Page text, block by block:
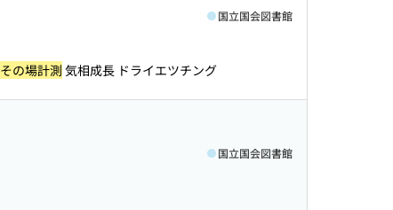
国立国会図書館
その場計測 気相成長 ドライエツチング
国立国会図書館